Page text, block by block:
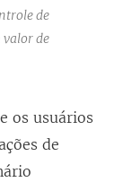
de
de
os usuários
de